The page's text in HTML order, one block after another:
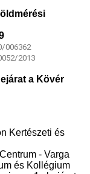
006362
2013
a Kövér
Kertészeti és
- Varga
és Kollégium